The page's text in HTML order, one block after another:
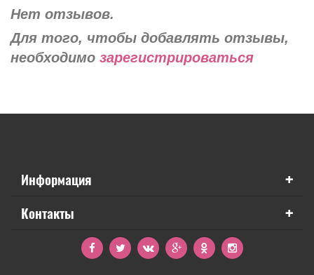
Нет отзывов.
Для того, чтобы добавлять отзывы,
необходимо зарегистрироваться
Информация +
Контакты +